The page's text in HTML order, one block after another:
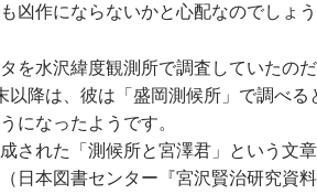
凶作にならないかと心配なのでしょう
を水沢緯度観測所で調査していたの
降は、彼は「盛岡測候所」で調べる
になったようです。
された「測候所と宮澤君」という文章
日本図書センター『宮沢賢治研究資